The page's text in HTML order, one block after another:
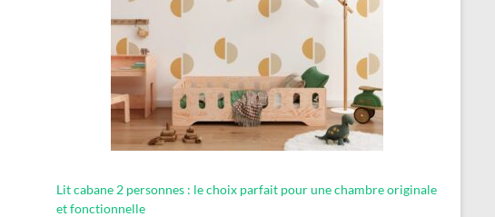
Lit cabane 2 personnes : le choix parfait pour une chambre originale
et fonctionnelle